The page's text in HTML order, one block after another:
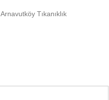
Arnavutköy Tıkanıklık